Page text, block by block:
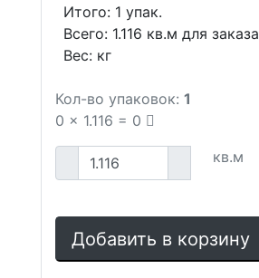
Итого: 1 упак.
Всего: 1.116 кв.м для заказа
Вес: кг
Кол-во упаковок: 1
0 x 1.116 = 0
кв.м
Добавить в корзину